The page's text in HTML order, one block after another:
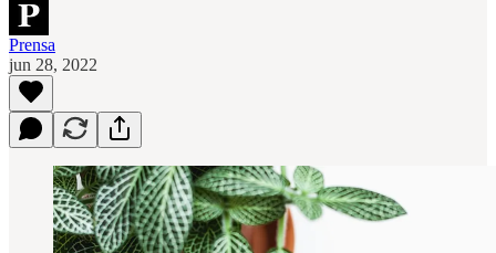
Prensa
jun 28, 2022